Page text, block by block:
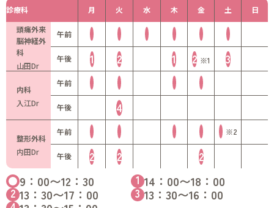
診療科 月 火 水 木 金 土
日
頭痛外来
脳神経外
科
山田Dr
午前
午後 1 2 1 2 ※1 3
内科
入江Dr
午前
午後 4
整形外科
内田Dr
午前 ※2
午後 2 2 2
9：00〜12：30 1 14：00〜18：00
2 13：30〜17：00 3 13：30〜16：00